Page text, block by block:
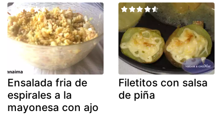
Ensalada fria de
espirales a la
mayonesa con ajo
Filetitos con salsa
de piña